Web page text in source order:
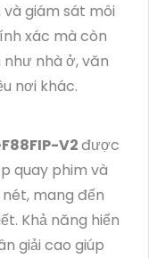
giám sát môi
xác mà còn
nhà ở, văn
nơi khác.
V2được
quay phim và
mang đến
Khả năng hiển
giải cao giúp